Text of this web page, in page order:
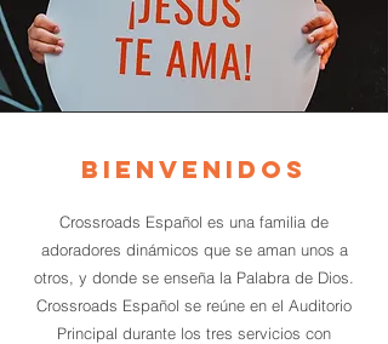
BIENVENIDOS
Crossroads Español es una familia de
adoradores dinámicos que se aman unos a
otros, y donde se enseña la Palabra de Dios.
Crossroads Español se reúne en el Auditorio
Principal durante los tres servicios con